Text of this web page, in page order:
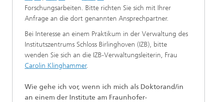
Forschungsarbeiten. Bitte richten Sie sich mit Ihrer
Anfrage an die dort genannten Ansprechpartner.
Bei Interesse an einem Praktikum in der Verwaltung des
Institutszentrums Schloss Birlinghoven (IZB), bitte
wenden Sie sich an die IZB-Verwaltungsleiterin, Frau
Carolin Klinghammer.
Wie gehe ich vor, wenn ich mich als Doktorand/in
an einem der Institute am Fraunhofer-